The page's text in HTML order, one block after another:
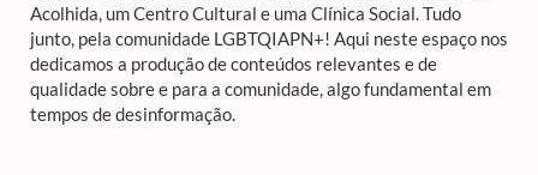
Acolhida, um Centro Cultural e uma Clínica Social. Tudo
junto, pela comunidade LGBTQIAPN+! Aqui neste espaço nos
dedicamos a produção de conteúdos relevantes e de
qualidade sobre e para a comunidade, algo fundamental em
tempos de desinformação.